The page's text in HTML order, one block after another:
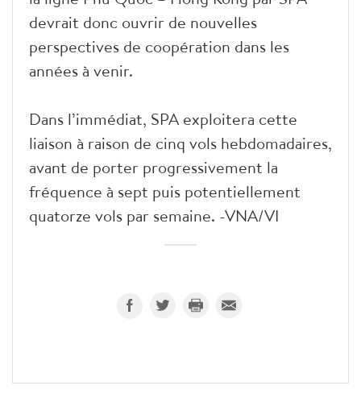
devrait donc ouvrir de nouvelles
perspectives de coopération dans les
années à venir.
Dans l’immédiat, SPA exploitera cette
liaison à raison de cinq vols hebdomadaires,
avant de porter progressivement la
fréquence à sept puis potentiellement
quatorze vols par semaine. -VNA/VI